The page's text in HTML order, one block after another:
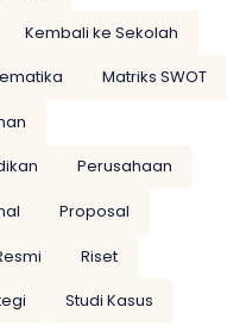
Kembali ke Sekolah
Matriks SWOT
Perusahaan
Proposal
Riset
Studi Kasus